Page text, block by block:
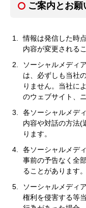
ご案内とお願
情報は発信した時
内容が変更される
ソーシャルメディ
は、必ずしも当社
りません。当社に
のウェブサイト、
各ソーシャルメデ
内容や対話の方法(
ります。
各ソーシャルメデ
事前の予告なく全
ることがあります。
ソーシャルメディ
権利を侵害する等